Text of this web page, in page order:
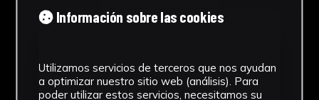
Tipología
Cronología
Información sobre las cookies
Utilizamos servicios de terceros que nos ayudan
a optimizar nuestro sitio web (análisis). Para
poder utilizar estos servicios, necesitamos su